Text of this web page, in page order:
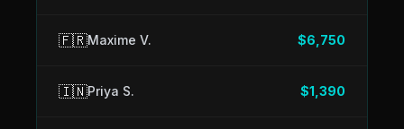
🇫🇷Maxime V. $6,750
🇮🇳Priya S. $1,390